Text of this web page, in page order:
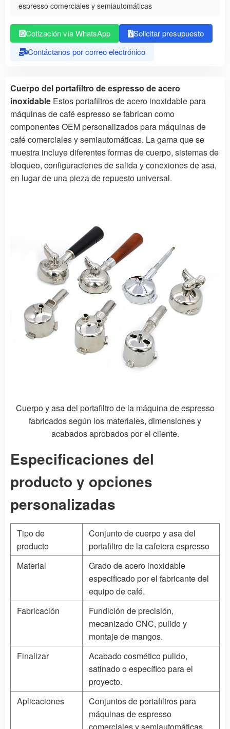
espresso comerciales y semiautomáticas
Cotización vía WhatsApp
Solicitar presupuesto
Contáctanos por correo electrónico
Cuerpo del portafiltro de espresso de acero
inoxidable Estos portafiltros de acero inoxidable para
máquinas de café espresso se fabrican como
componentes OEM personalizados para máquinas de
café comerciales y semiautomáticas. La gama que se
muestra incluye diferentes formas de cuerpo, sistemas de
bloqueo, configuraciones de salida y conexiones de asa,
en lugar de una pieza de repuesto universal.
Cuerpo y asa del portafiltro de la máquina de espresso
fabricados según los materiales, dimensiones y
acabados aprobados por el cliente.
Especificaciones del
producto y opciones
personalizadas
Tipo de
producto
Conjunto de cuerpo y asa del
portafiltro de la cafetera espresso
Material
Grado de acero inoxidable
especificado por el fabricante del
equipo de café.
Fabricación
Fundición de precisión,
mecanizado CNC, pulido y
montaje de mangos.
Finalizar
Acabado cosmético pulido,
satinado o específico para el
proyecto.
Aplicaciones
Conjuntos de portafiltros para
máquinas de espresso